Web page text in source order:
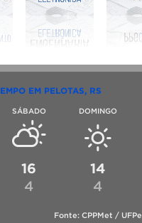
EM PELOTAS, RS
SÁBADO
16
4
DOMINGO
14
4
Fonte: CPPMet / UFPel